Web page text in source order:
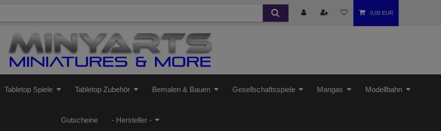
0,00 EUR
Tabletop Spiele Tabletop Zubehör Bemalen & Bauen Gesellschaftsspiele Mangas Modellbahn
Gutscheine - Hersteller -